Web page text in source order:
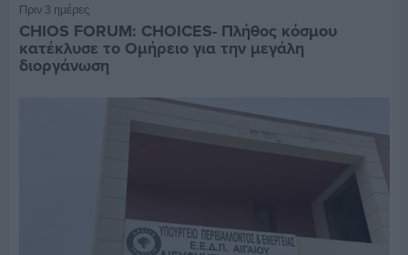
Πριν 3 ημέρες
CHIOS FORUM: CHOICES- Πλήθος κόσμου
κατέκλυσε το Ομήρειο για την μεγάλη
διοργάνωση